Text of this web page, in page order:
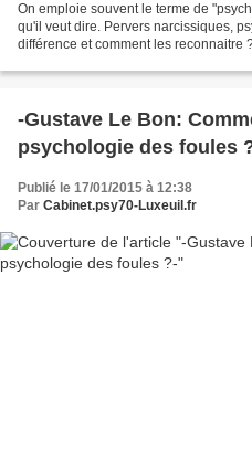
On emploie souvent le terme de
qu'il veut dire. Pervers narcissiques,
différence et comment les reconnaitre
-Gustave Le Bon:
psychologie des foules
Publié le 17/01/2015 à 12:38
Par Cabinet.psy70-Luxeuil.fr